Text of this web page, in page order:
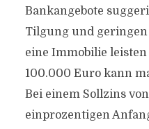
Bankangebote
Tilgung und geringen
eine Immobilie
100.000 Euro kann
Bei einem Sollzins
einprozentigen